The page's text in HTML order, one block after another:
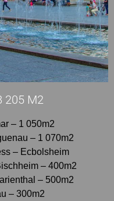
205 M2
– 1 050m2
– 1 070m2
– Ecbolsheim
– 400m2
– 500m2
– 300m2